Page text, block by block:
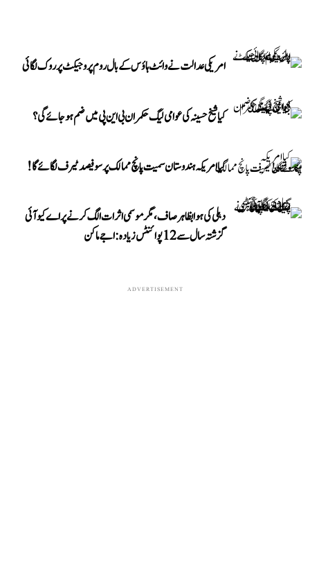
امریکی عدالت نے وائٹ ہاؤس کے بال روم پروجیکٹ پر روک لگائی
کیا شیخ حسینہ کی عوامی لیگ حکمران بی این پی میں ضم ہو جائے گی؟
کیا امریکہ ہندوستان سمیت پانچ ممالک پر سو فیصد ٹیرف لگائے گا!
دہلی کی ہوا بظاہر صاف، مگر موسمی اثرات الگ کرنے پر اے کیو آئی
گزشتہ سال سے 12 پوائنٹس زیادہ: اجے ماکن
ADVERTISEMENT